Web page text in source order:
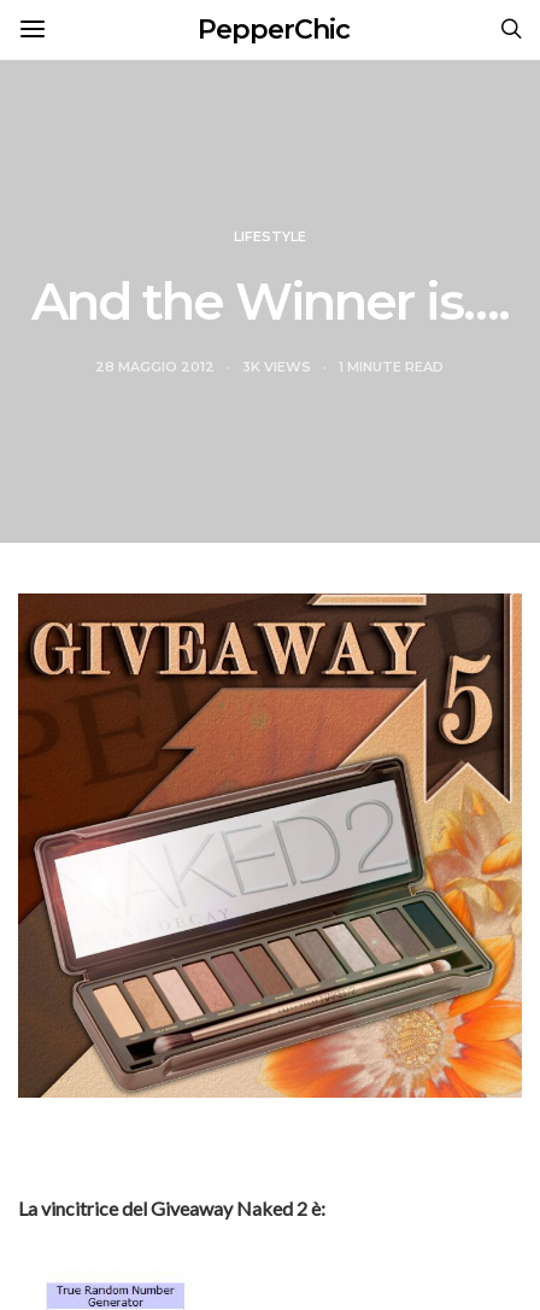
PepperChic
LIFESTYLE
And the Winner is….
28 MAGGIO 2012 3K VIEWS 1 MINUTE READ
La vincitrice del Giveaway Naked 2 è: